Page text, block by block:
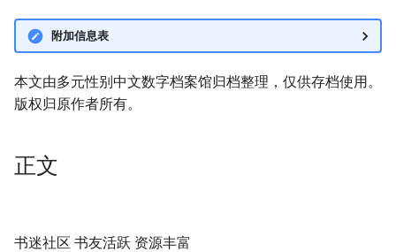
附加信息表
本文由多元性别中文数字档案馆归档整理，仅供存档使用。
版权归原作者所有。
正文
书迷社区 书友活跃 资源丰富